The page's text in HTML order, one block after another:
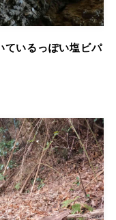
ているっぽい塩ビパ